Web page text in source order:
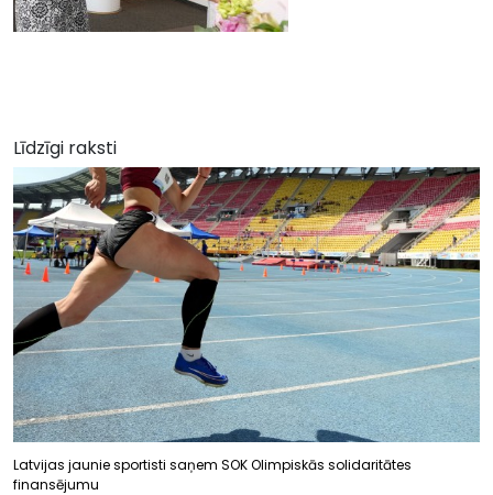
Līdzīgi raksti
Latvijas jaunie sportisti saņem SOK Olimpiskās solidaritātes
finansējumu